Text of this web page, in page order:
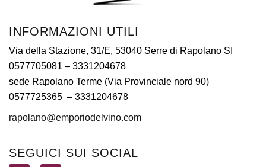
INFORMAZIONI UTILI
Via della Stazione, 31/E, 53040 Serre di Rapolano SI
0577705081 – 3331204678
sede Rapolano Terme (Via Provinciale nord 90)
0577725365 – 3331204678
rapolano@emporiodelvino.com
SEGUICI SUI SOCIAL